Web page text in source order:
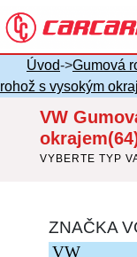
Úvod->Gumová
rohož s vysokým
VW
VYBERTE TYP
ZNAČKA